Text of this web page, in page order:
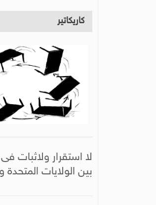
كاريكاتير
لا استقرار ولاثبات
بين الولايات المتحدة